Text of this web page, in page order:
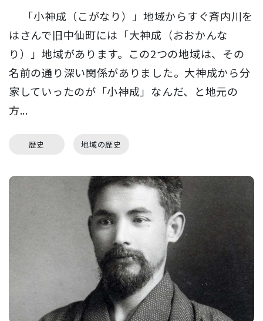
「小神成（こがなり）」地域からすぐ斉内川を
はさんで旧中仙町には「大神成（おおかんな
り）」地域があります。この2つの地域は、その
名前の通り深い関係がありました。大神成から分
家していったのが「小神成」なんだ、と地元の
方...
歴史 地域の歴史